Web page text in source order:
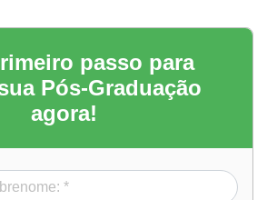
passo para
Pós-Graduação
agora!